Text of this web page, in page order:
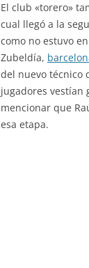
El club «torero»
cual llegó a la
como no estuvo
Zubeldía,
del nuevo técnico
jugadores vestían
mencionar que
esa etapa.